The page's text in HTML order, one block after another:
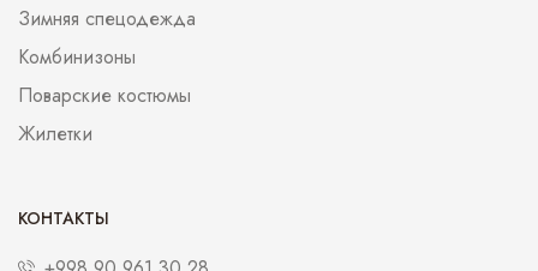
Зимняя спецодежда
Комбинизоны
Поварские костюмы
Жилетки
КОНТАКТЫ